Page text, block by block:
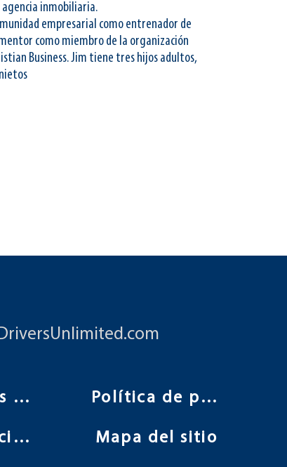
agencia inmobiliaria.
empresarial como entrenador de
como miembro de la organización
Business. Jim tiene tres hijos adultos,
Condiciones de uso
Administración
Política de privacidad
Mapa del sitio